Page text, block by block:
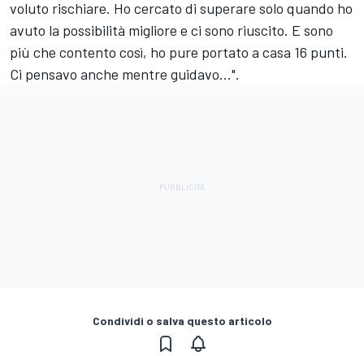
voluto rischiare. Ho cercato di superare solo quando ho
avuto la possibilità migliore e ci sono riuscito. E sono
più che contento così, ho pure portato a casa 16 punti.
Ci pensavo anche mentre guidavo...".
Condividi o salva questo articolo